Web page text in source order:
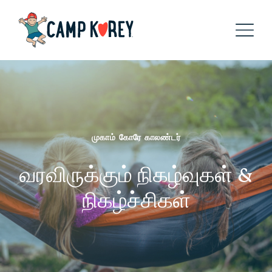
முகாம் கோரே காலண்டர்
வரவிருக்கும் நிகழ்வுகள் &
நிகழ்ச்சிகள்